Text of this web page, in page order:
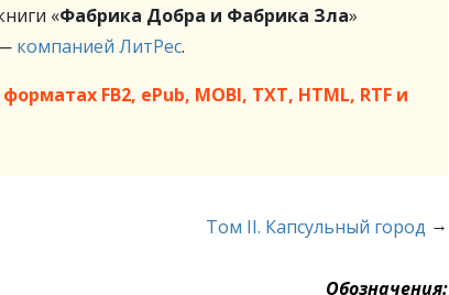
«Фабрика Добра и Фабрика Зла»
компанией ЛитРес.
FB2, ePub, MOBI, TXT, HTML, RTF и
Том II. Капсульный город →
Обозначения: